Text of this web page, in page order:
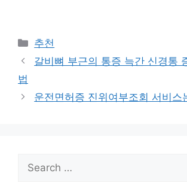
Categories
추천
갈비뼈 부근의 통증 늑간 신경통
법
운전면허증 진위여부조회 서비스
for: